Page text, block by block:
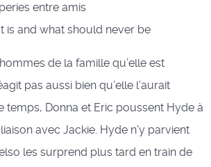
entre amis
is and what should never be
de la famille qu’elle est
pas aussi bien qu’elle l’aurait
temps, Donna et Eric poussent Hyde à
avec Jackie. Hyde n’y parvient
les surprend plus tard en train de